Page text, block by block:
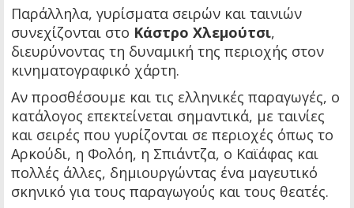
Παράλληλα, γυρίσματα σειρών και ταινιών
συνεχίζονται στο Κάστρο Χλεμούτσι,
διευρύνοντας τη δυναμική της περιοχής στον
κινηματογραφικό χάρτη.
Αν προσθέσουμε και τις ελληνικές παραγωγές, ο
κατάλογος επεκτείνεται σημαντικά, με ταινίες
και σειρές που γυρίζονται σε περιοχές όπως το
Αρκούδι, η Φολόη, η Σπιάντζα, ο Καϊάφας και
πολλές άλλες, δημιουργώντας ένα μαγευτικό
σκηνικό για τους παραγωγούς και τους θεατές.